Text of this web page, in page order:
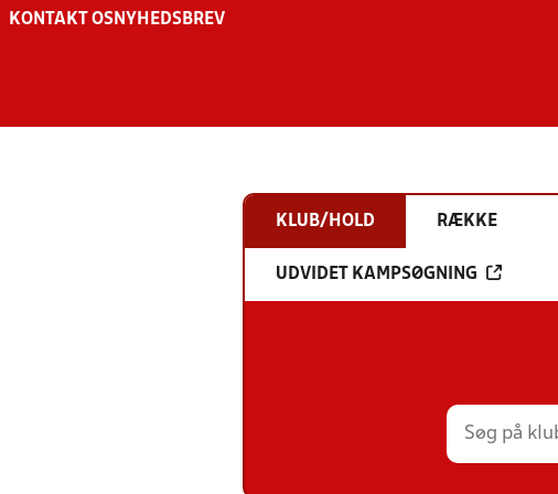
KONTAKT OS NYHEDSBREV
KLUB/HOLD RÆKKE
UDVIDET KAMPSØGNING